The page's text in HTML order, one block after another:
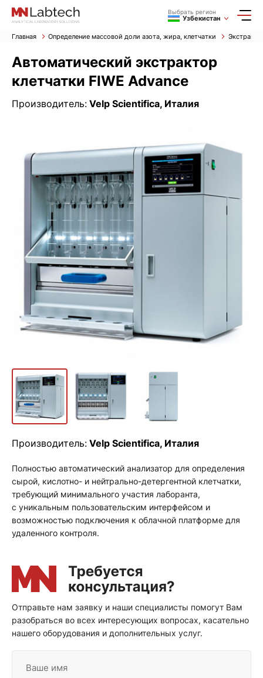
Выбрать регион
Узбекистан
Главная Определение массовой доли азота, жира, клетчатки
Автоматический экстрактор
клетчатки FIWE Advance
Производитель: Velp Scientifica, Италия
Производитель: Velp Scientifica, Италия
Полностью автоматический анализатор для определения
сырой, кислотно- и нейтрально-детергентной клетчатки,
требующий минимального участия лаборанта,
с уникальным пользовательским интерфейсом и
возможностью подключения к облачной платформе для
удаленного контроля.
Отправьте нам заявку и наши специалисты помогут Вам
разобраться во всех интересующих вопросах, касательно
нашего оборудования и дополнительных услуг.
Ваше имя